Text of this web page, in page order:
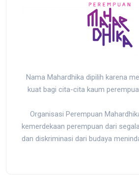
Nama Mahardhika dipilih karena
kuat bagi cita-cita kaum
Organisasi Perempuan
kemerdekaan perempuan dari
dan diskriminasi dari budaya